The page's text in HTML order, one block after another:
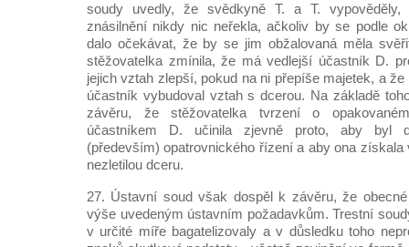
soudy uvedly, že svědkyně T. a T.
znásilnění nikdy nic neřekla, ačkoliv by se podle
dalo očekávat, že by se jim obžalovaná měla
stěžovatelka zmínila, že má vedlejší účastník D.
jejich vztah zlepší, pokud na ni přepíše majetek, a
účastník vybudoval vztah s dcerou. Na základě
závěru, že stěžovatelka tvrzení o
účastníkem D. učinila zjevně proto, aby byl
(především) opatrovnického řízení a aby ona
nezletilou dceru.
27. Ústavní soud však dospěl k závěru, že
výše uvedeným ústavním požadavkům. Trestní
v určité míře bagatelizovaly a v důsledku toho